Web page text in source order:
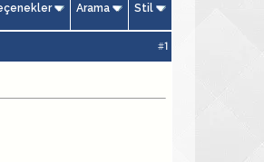
Arama Stil
#1